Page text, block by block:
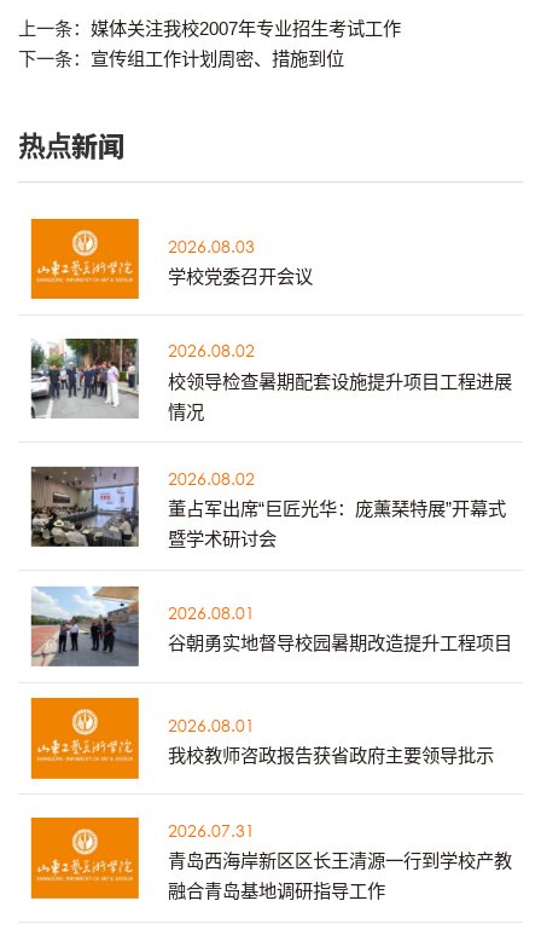
上一条： 媒体关注我校2007年专业招生考试工作
下一条： 宣传组工作计划周密、措施到位
热点新闻
2026.08.03
学校党委召开会议
2026.08.02
校领导检查暑期配套设施提升项目工程进展
情况
2026.08.02
董占军出席“巨匠光华：庞薰琹特展”开幕式
暨学术研讨会
2026.08.01
谷朝勇实地督导校园暑期改造提升工程项目
2026.08.01
我校教师咨政报告获省政府主要领导批示
2026.07.31
青岛西海岸新区区长王清源一行到学校产教
融合青岛基地调研指导工作